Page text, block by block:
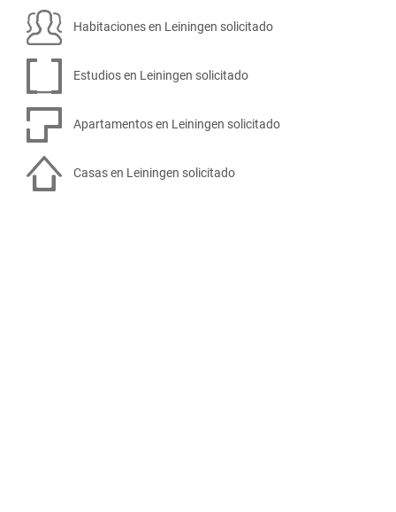
Habitaciones en Leiningen solicitado
Estudios en Leiningen solicitado
Apartamentos en Leiningen solicitado
Casas en Leiningen solicitado